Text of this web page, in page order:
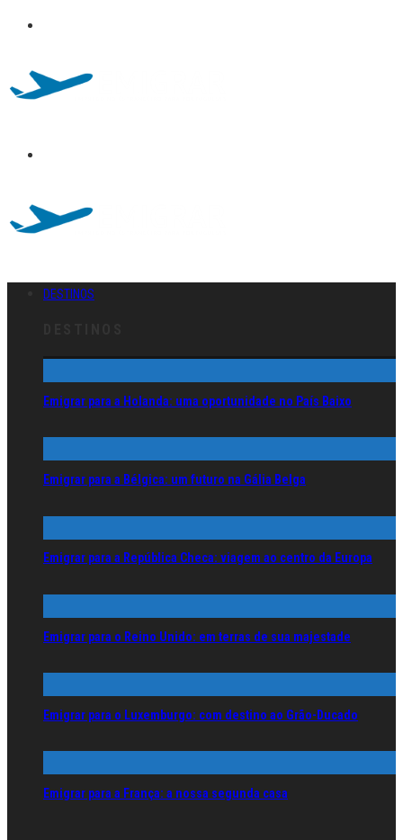
DESTINOS
Emigrar para a Holanda: uma oportunidade no País Baixo
Emigrar para a Bélgica: um futuro na Gália Belga
Emigrar para a República Checa: viagem ao centro da Europa
Emigrar para o Reino Unido: em terras de sua majestade
Emigrar para o Luxemburgo: com destino ao Grão-Ducado
Emigrar para a França: a nossa segunda casa